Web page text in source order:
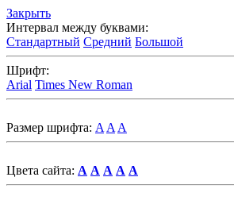
Закрыть
Интервал между буквами:
Стандартный Средний Большой
Шрифт:
Arial Times New Roman
Размер шрифта: A A A
Цвета сайта: A A A A A